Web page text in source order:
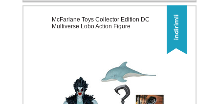
McFarlane Toys Collector Edition DC
Multiverse Lobo Action Figure